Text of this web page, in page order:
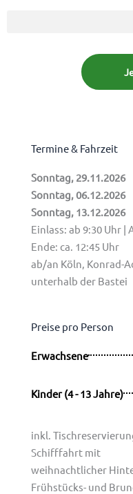
Termine & Fahrzeit
Sonntag, 29.11.2026
Sonntag, 06.12.2026
Sonntag, 13.12.2026
Einlass: ab 9:30 Uhr |
Ende: ca. 12:45 Uhr
ab/an Köln, Konrad-
unterhalb der Bastei
Preise pro Person
Erwachsene
Kinder (4 - 13 Jahre)
inkl.
Schifffahrt mit
weihnachtlicher
Frühstücks- und